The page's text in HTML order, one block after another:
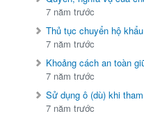
7 năm trước
Thủ tục chuyển hộ
7 năm trước
Khoảng cách an toàn
7 năm trước
Sử dụng ô (dù) khi
7 năm trước